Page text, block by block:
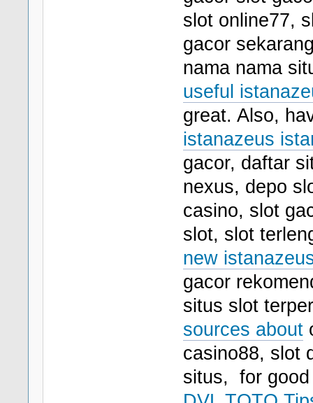
slot online77,
gacor
nama nama
useful
great. Also,
istanazeus
gacor, daftar
nexus, depo
casino, slot
slot, slot
new
gacor
situs slot
sources about
casino88, slot
situs, for